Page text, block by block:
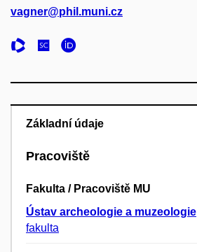
vagner@phil.muni.cz
Základní údaje
Pracoviště
Fakulta / Pracoviště MU
Ústav archeologie a muzeologie
fakulta